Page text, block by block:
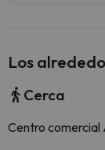
Los
Cerca
Centro comercial